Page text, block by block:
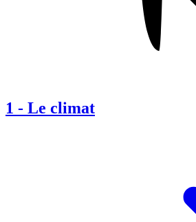
1 - Le climat